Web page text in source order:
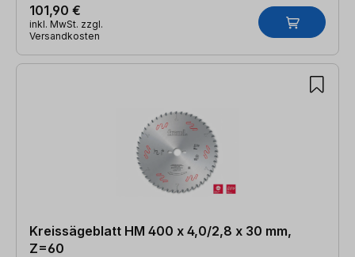
101,90 €
inkl. MwSt. zzgl.
Versandkosten
Kreissägeblatt HM 400 x 4,0/2,8 x 30 mm,
Z=60